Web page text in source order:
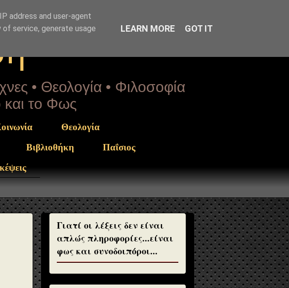
• Θεολογία • Φιλοσοφία
και το Φως
Θεολογία
Βιβλιοθήκη
Παΐσιος
Γιατί οι λέξεις δεν είναι
απλώς πληροφορίες...είναι
φως και συνοδοιπόροι...
address and user-agent
service, generate usage
LEARN MORE GOT IT